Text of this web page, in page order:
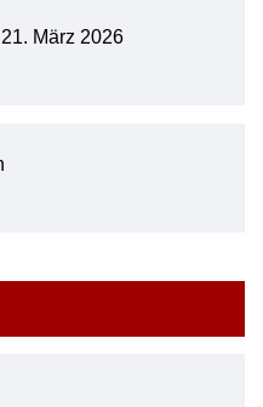
März 2026